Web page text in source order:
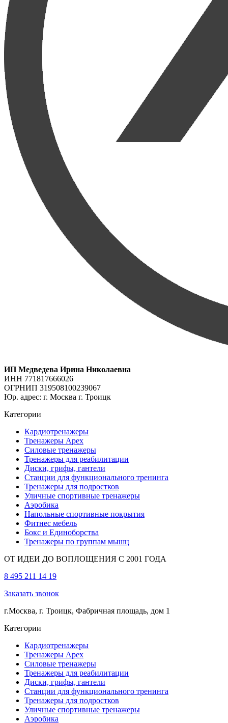
ИП Медведева Ирина Николаевна
ИНН 771817666026
ОГРНИП 319508100239067
Юр. адрес: г. Москва г. Троицк
Категории
Кардиотренажеры
Тренажеры Apex
Силовые тренажеры
Тренажеры для реабилитации
Диски, грифы, гантели
Станции для функционального тренинга
Тренажеры для подростков
Уличные спортивные тренажеры
Аэробика
Напольные спортивные покрытия
Фитнес мебель
Бокс и Единоборства
Тренажеры по группам мышц
ОТ ИДЕИ ДО ВОПЛОЩЕНИЯ С 2001 ГОДА
8 495 211 14 19
Заказать звонок
г.Москва, г. Троицк, Фабричная площадь, дом 1
Категории
Кардиотренажеры
Тренажеры Apex
Силовые тренажеры
Тренажеры для реабилитации
Диски, грифы, гантели
Станции для функционального тренинга
Тренажеры для подростков
Уличные спортивные тренажеры
Аэробика